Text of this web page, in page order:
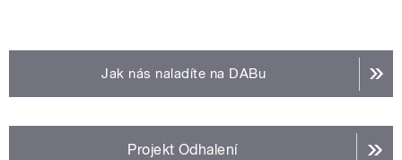
Jak nás naladíte na DABu
Projekt Odhalení